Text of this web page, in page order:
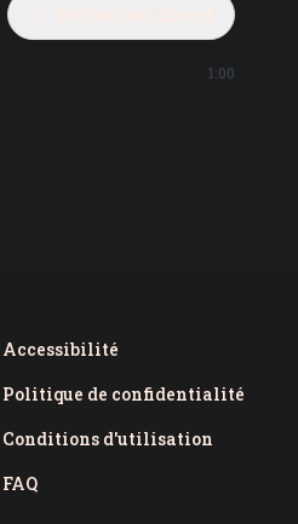
1:00
Accessibilité
Politique de confidentialité
Conditions d'utilisation
FAQ